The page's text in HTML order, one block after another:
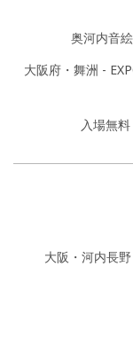
奥河内音
大阪府・舞洲 -
入場無
大阪・河内長